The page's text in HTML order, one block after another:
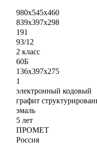
980x545x460
839x397x298
191
93/12
2 класс
60Б
136х397х275
1
электронный кодовый
графит
эмаль
5 лет
ПРОМЕТ
Россия